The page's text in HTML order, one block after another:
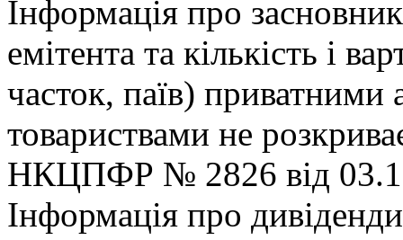
Iнформацiя про
емiтента та кiлькiсть i
часток, паїв)
товариствами не
НКЦПФР № 2826 вiд
Iнформацiя про дивiденди